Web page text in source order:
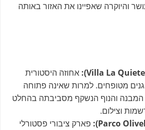
העושר והיוקרה שאפיינו את האזור באותה
אחוזה היסטורית
מטופחים. למרות שאינה פתוחה
והנוף הנשקף מסביבתה בהחלט
וצילום.
פארק ציבורי פסטורלי